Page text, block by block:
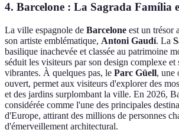
4. Barcelone : La Sagrada Família
La ville espagnole de Barcelone est un trésor
son artiste emblématique, Antoni Gaudí. La
basilique inachevée et classée au patrimoine
séduit les visiteurs par son design complexe et
vibrantes. À quelques pas, le Parc Güell, une
ouvert, permet aux visiteurs d'explorer des
et des jardins surplombant la ville. En 2026,
considérée comme l'une des principales
d'Europe, attirant des millions de personnes
d'émerveillement architectural.